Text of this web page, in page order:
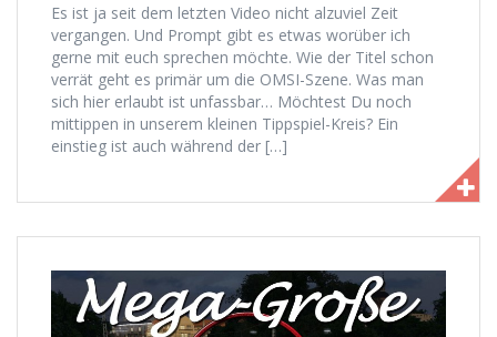
Es ist ja seit dem letzten Video nicht alzuviel Zeit
vergangen. Und Prompt gibt es etwas worüber ich
gerne mit euch sprechen möchte. Wie der Titel schon
verrät geht es primär um die OMSI-Szene. Was man
sich hier erlaubt ist unfassbar… Möchtest Du noch
mittippen in unserem kleinen Tippspiel-Kreis? Ein
einstieg ist auch während der […]